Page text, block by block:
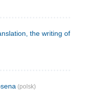
the writing of the play,
(polsk)